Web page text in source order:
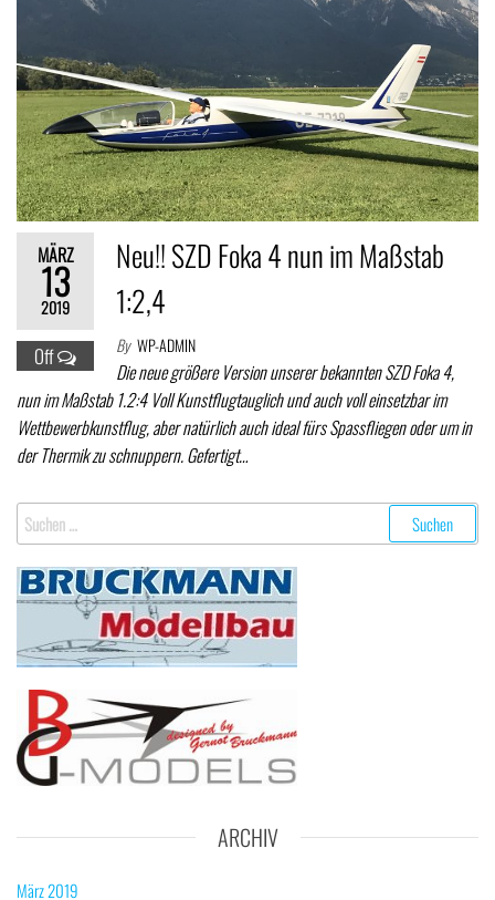
MÄRZ
13
2019
Off
Neu!! SZD Foka 4 nun im Maßstab
1:2,4
By WP-ADMIN
Die neue größere Version unserer bekannten SZD Foka 4,
nun im Maßstab 1.2:4 Voll Kunstflugtauglich und auch voll einsetzbar im
Wettbewerbkunstflug, aber natürlich auch ideal fürs Spassfliegen oder um in
der Thermik zu schnuppern. Gefertigt…
Suchen nach:
ARCHIV
März 2019